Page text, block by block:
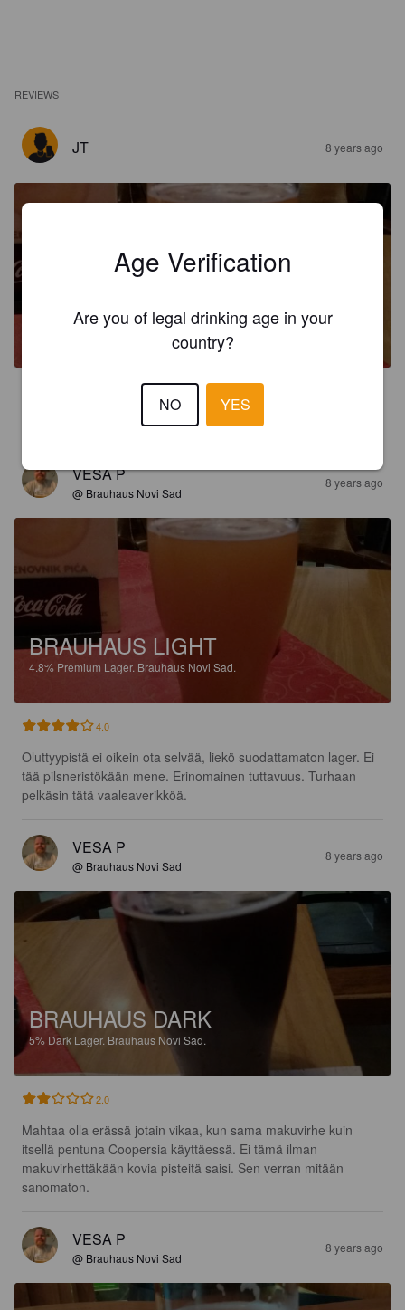
REVIEWS
JT 8 years ago
BRAUHAUS LIGHT
Premium Lager. Brauhaus Novi Sad.
Eipä oo hyvää tai huonoo sanottavaa, ns. perusbissee
VESA P
@ Brauhaus Novi Sad
8 years ago
BRAUHAUS LIGHT
4.8% Premium Lager. Brauhaus Novi Sad.
4.0
Oluttyypistä ei oikein ota selvää, liekö suodattamaton lager. Ei
tää pilsneristökään mene. Erinomainen tuttavuus. Turhaan
pelkäsin tätä vaaleaverikköä.
VESA P
@ Brauhaus Novi Sad
8 years ago
BRAUHAUS DARK
5% Dark Lager. Brauhaus Novi Sad.
2.0
Mahtaa olla erässä jotain vikaa, kun sama makuvirhe kuin
itsellä pentuna Coopersia käyttäessä. Ei tämä ilman
makuvirhettäkään kovia pisteitä saisi. Sen verran mitään
sanomaton.
VESA P
@ Brauhaus Novi Sad
8 years ago
Age Verification
Are you of legal drinking age in your
country?
NO YES